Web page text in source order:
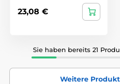
23,08 €
Sie haben bereits 21
Weitere